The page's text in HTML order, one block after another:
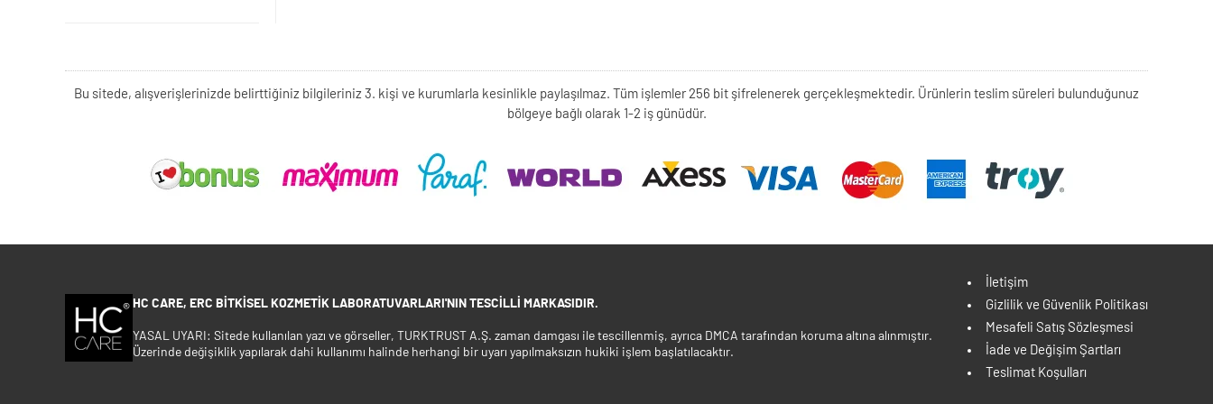
Bu sitede, alışverişlerinizde belirttiğiniz bilgileriniz 3. kişi ve kurumlarla kesinlikle paylaşılmaz. Tüm işlemler 256 bit şifrelenerek gerçekleşmektedir. Ürünlerin teslim süreleri bulunduğunuz
bölgeye bağlı olarak 1-2 iş günüdür.
HC CARE, ERC BITKISEL KOZMETIK LABORATUVARLARI'NIN TESCILLI MARKASIDIR.
YASAL UYARI: Sitede kullanılan yazı ve görseller, TURKTRUST A.Ş. zaman damgası ile tescillenmiş, ayrıca DMCA tarafından koruma altına alınmıştır.
Üzerinde değişiklik yapılarak dahi kullanımı halinde herhangi bir uyarı yapılmaksızın hukiki işlem başlatılacaktır.
İletişim
Gizlilik ve Güvenlik Politikası
Mesafeli Satış Sözleşmesi
İade ve Değişim Şartları
Teslimat Koşulları